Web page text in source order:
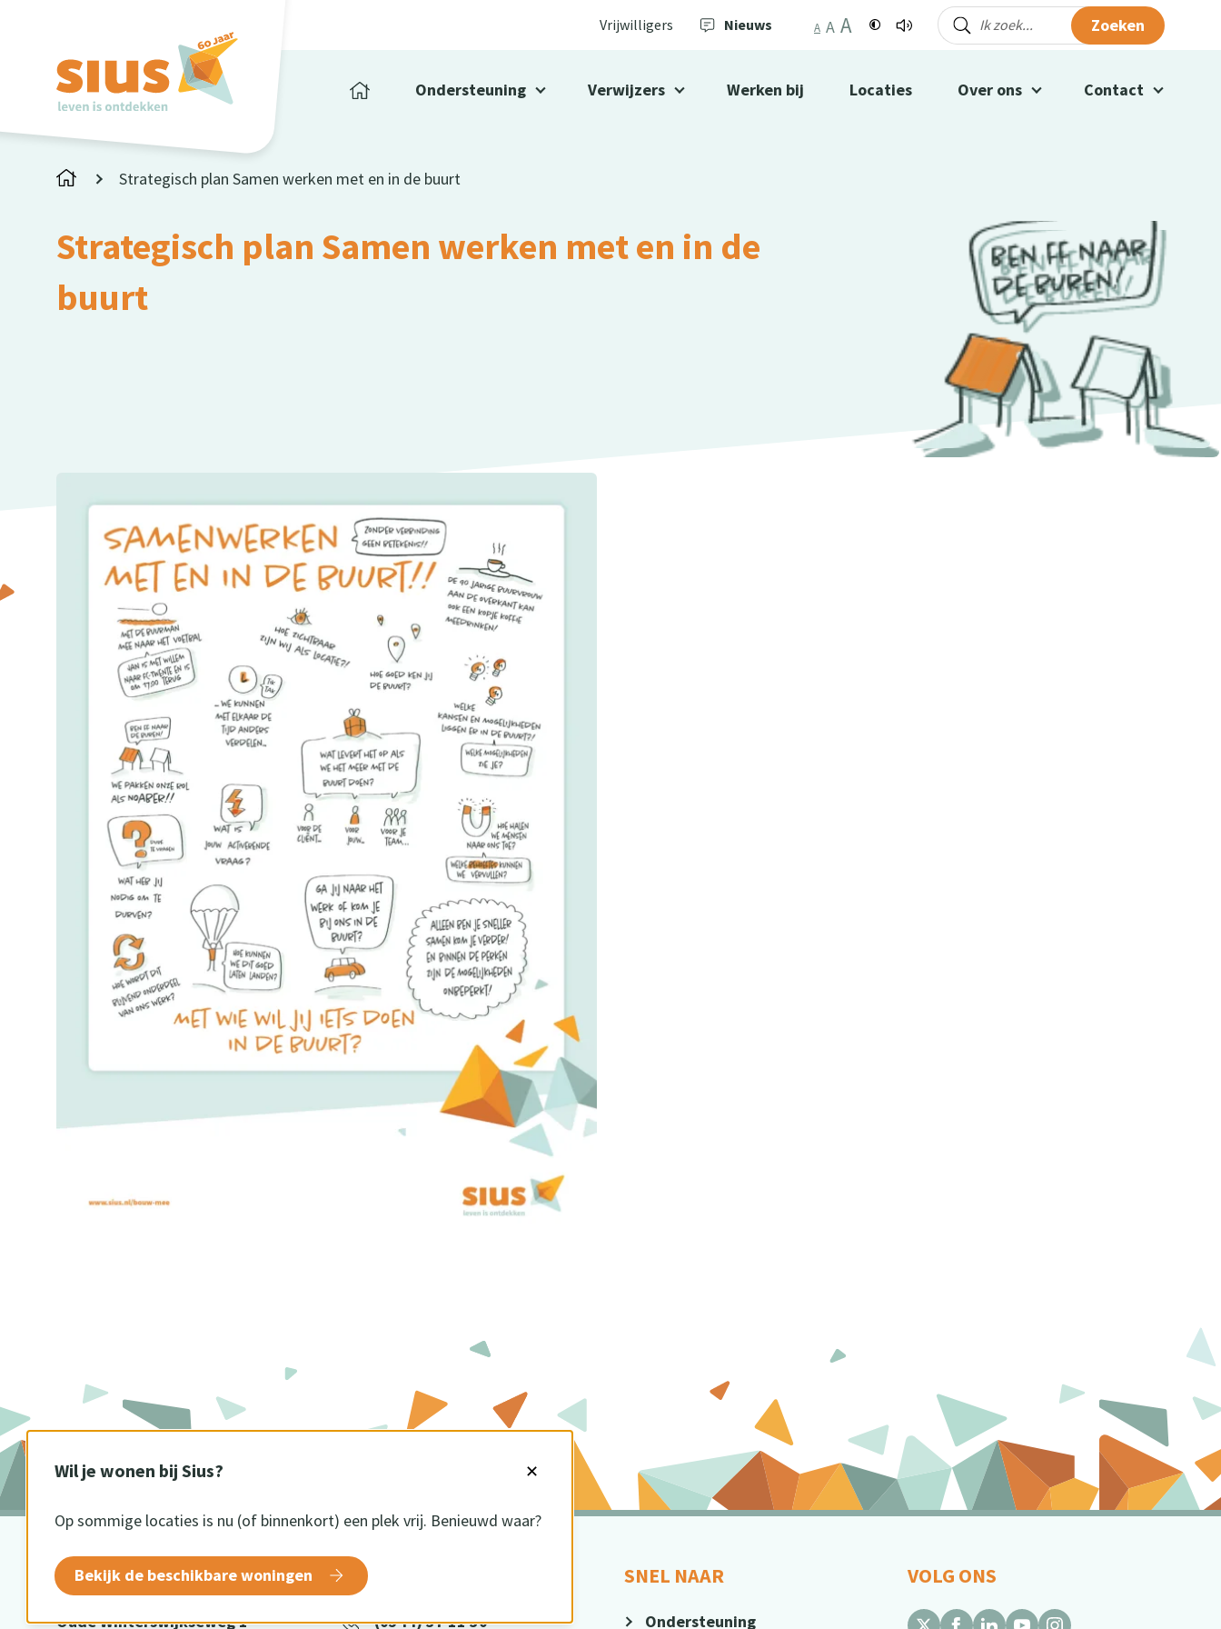
Wil je wonen bij Sius? ✕
Op sommige locaties is nu (of binnenkort) een plek vrij. Benieuwd waar?
Bekijk de beschikbare woningen
Vrijwilligers Nieuws A A A Zoeken
Ondersteuning Verwijzers Werken bij Locaties Over ons Contact
Strategisch plan Samen werken met en in de buurt
Strategisch plan Samen werken met en in de
buurt
BEZOEKADRES
Oude Winterswijkseweg 1
CONTACT
(0544) 37 11 30
SNEL NAAR
Ondersteuning
VOLG ONS